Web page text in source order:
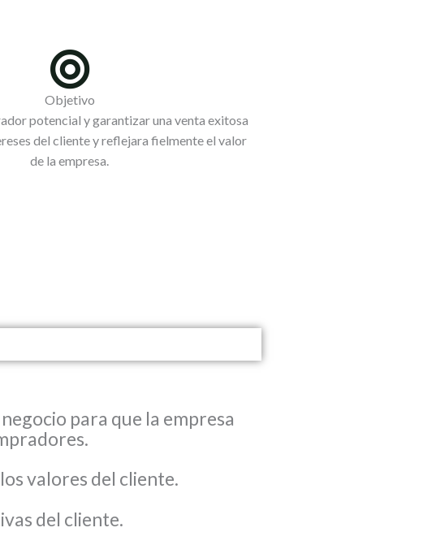
Objetivo
potencial y garantizar una venta exitosa
del cliente y reflejara fielmente el valor
de la empresa.
para que la empresa
valores del cliente.
del cliente.